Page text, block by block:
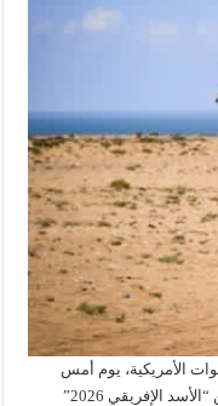
الأمريكية، يوم أمس
السبت، من العثور وانتشال جثمان أحد الجنديين الأمريكيين اللذين كانا يشاركان في تمرين “الأسد الإفريقي 2026”